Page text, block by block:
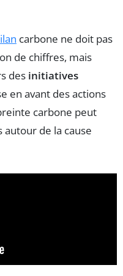
carbone ne doit pas
de chiffres, mais
des initiatives
en avant des actions
carbone peut
de la cause